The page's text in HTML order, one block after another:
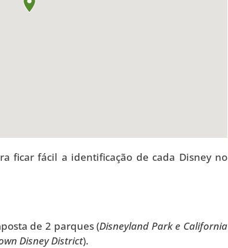
ficar fácil a identificação de cada Disney no
de 2 parques (Disneyland Park e California
Disney District).